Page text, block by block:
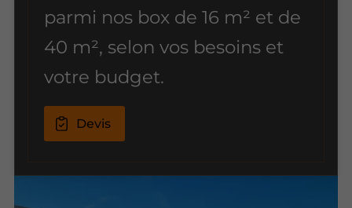
parmi nos box de 16 m² et de
40 m², selon vos besoins et
votre budget.
Devis